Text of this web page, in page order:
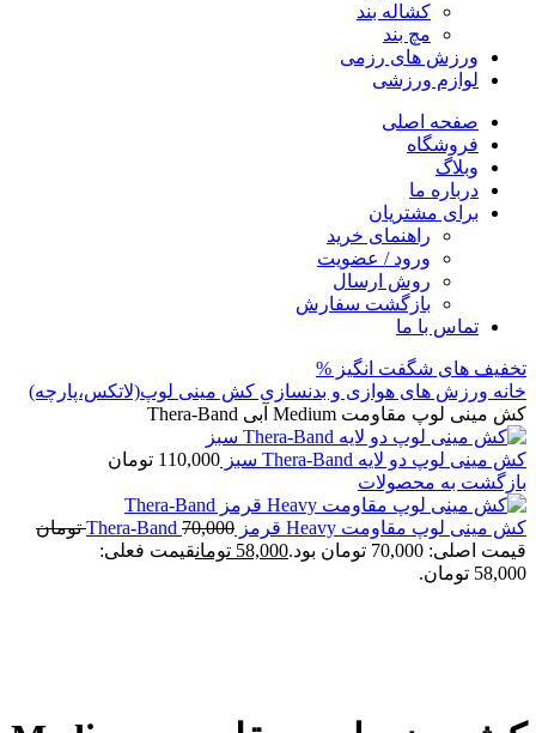
کشاله بند
مچ بند
ورزش های رزمی
لوازم ورزشی
صفحه اصلی
فروشگاه
وبلاگ
درباره ما
برای مشتریان
راهنمای خرید
ورود / عضویت
روش ارسال
بازگشت سفارش
تماس با ما
تخفیف های شگفت انگیز %
خانه ورزش های هوازی و بدنسازی کش مینی لوپ(لاتکس،پارچه)
کش مینی لوپ مقاومت Medium آبی Thera-Band
کش مینی لوپ دو لایه Thera-Band سبز 110,000 تومان
بازگشت به محصولات
کش مینی لوپ مقاومت Heavy قرمز Thera-Band 70,000
تومان
قیمت اصلی: 70,000 تومان بود.
58,000 تومانقیمت فعلی:
58,000 تومان.